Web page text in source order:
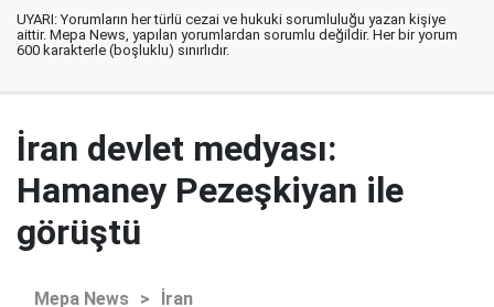
UYARI: Yorumların her türlü cezai ve hukuki sorumluluğu yazan kişiye
aittir. Mepa News, yapılan yorumlardan sorumlu değildir. Her bir yorum
600 karakterle (boşluklu) sınırlıdır.
İran devlet medyası:
Hamaney Pezeşkiyan ile
görüştü
Mepa News > İran